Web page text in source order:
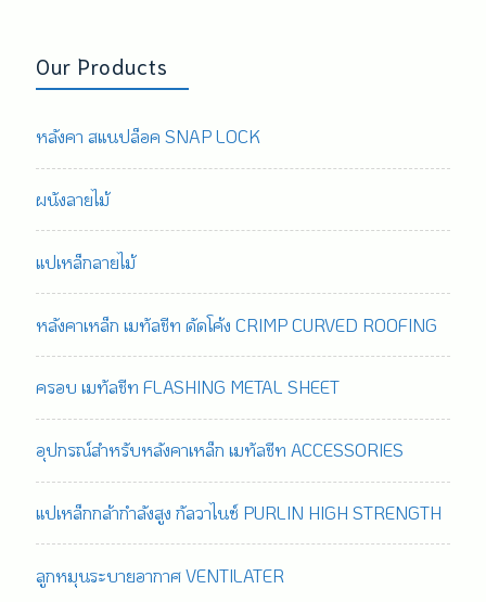
Our Products
หลังคา สแนปล็อค SNAP LOCK
ผนังลายไม้
แปเหล็กลายไม้
หลังคาเหล็ก เมทัลชีท ดัดโค้ง CRIMP CURVED ROOFING
ครอบ เมทัลชีท FLASHING METAL SHEET
อุปกรณ์สำหรับหลังคาเหล็ก เมทัลชีท ACCESSORIES
แปเหล็กกล้ากำลังสูง กัลวาไนซ์ PURLIN HIGH STRENGTH
ลูกหมุนระบายอากาศ VENTILATER